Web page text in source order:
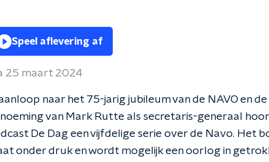
Speel aflevering af
25 maart 2024
aanloop naar het 75-jarig jubileum van de NAVO en
van Mark Rutte als secretaris-generaal hoor
De Dag een vijfdelige serie over de Navo. Het
onder druk en wordt mogelijk een oorlog in